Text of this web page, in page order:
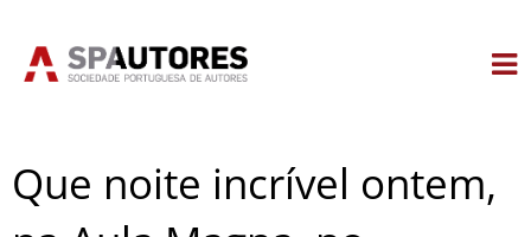
Que noite incrível ontem,